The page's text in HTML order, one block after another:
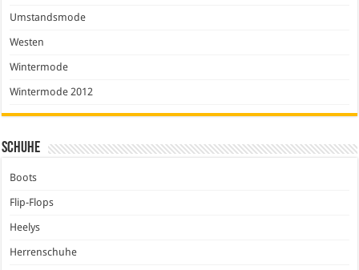
Umstandsmode
Westen
Wintermode
Wintermode 2012
Schuhe
Boots
Flip-Flops
Heelys
Herrenschuhe